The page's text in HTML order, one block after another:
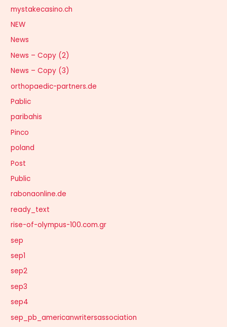
mystakecasino.ch
NEW
News
News – Copy (2)
News – Copy (3)
orthopaedic-partners.de
Pablic
paribahis
Pinco
poland
Post
Public
rabonaonline.de
ready_text
rise-of-olympus-100.com.gr
sep
sep1
sep2
sep3
sep4
sep_pb_americanwritersassociation